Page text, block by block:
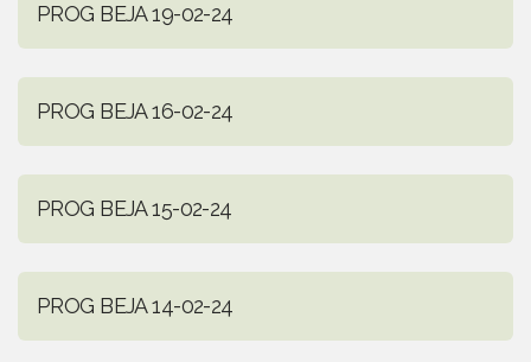
PROG BEJA 19-02-24
PROG BEJA 16-02-24
PROG BEJA 15-02-24
PROG BEJA 14-02-24